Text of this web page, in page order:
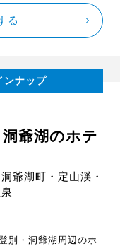
る
ンナップ
爺湖のホテ
爺湖町・定山渓・
別・洞爺湖周辺のホ